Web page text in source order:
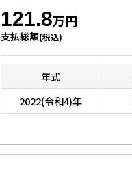
121.8万円
支払総額(税込)
年式
2022(令和4)年